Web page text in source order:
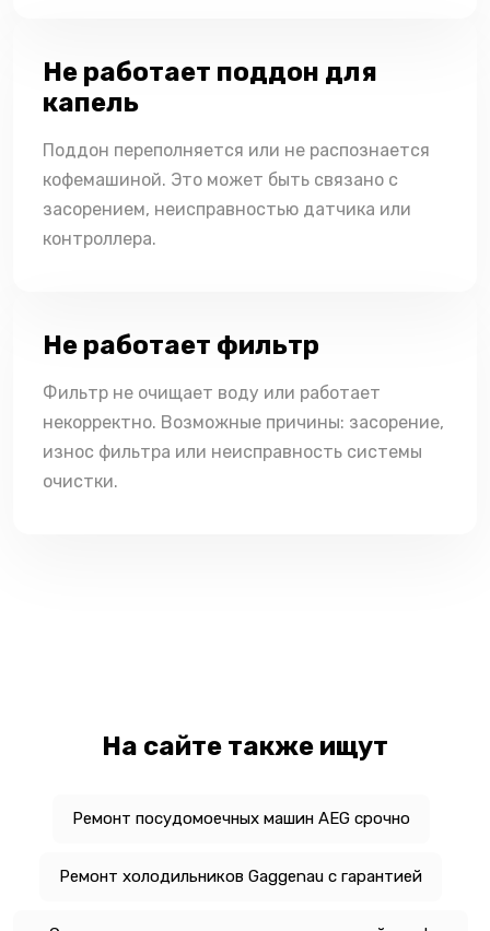
Не работает поддон для
капель
Поддон переполняется или не распознается
кофемашиной. Это может быть связано с
засорением, неисправностью датчика или
контроллера.
Не работает фильтр
Фильтр не очищает воду или работает
некорректно. Возможные причины: засорение,
износ фильтра или неисправность системы
очистки.
На сайте также ищут
Ремонт посудомоечных машин AEG срочно
Ремонт холодильников Gaggenau с гарантией